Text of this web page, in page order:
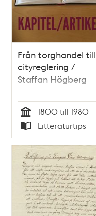
Från torghandel till
cityreglering /
Staffan Högberg
Tid
1800 till 1980
Typ
Litteraturtips